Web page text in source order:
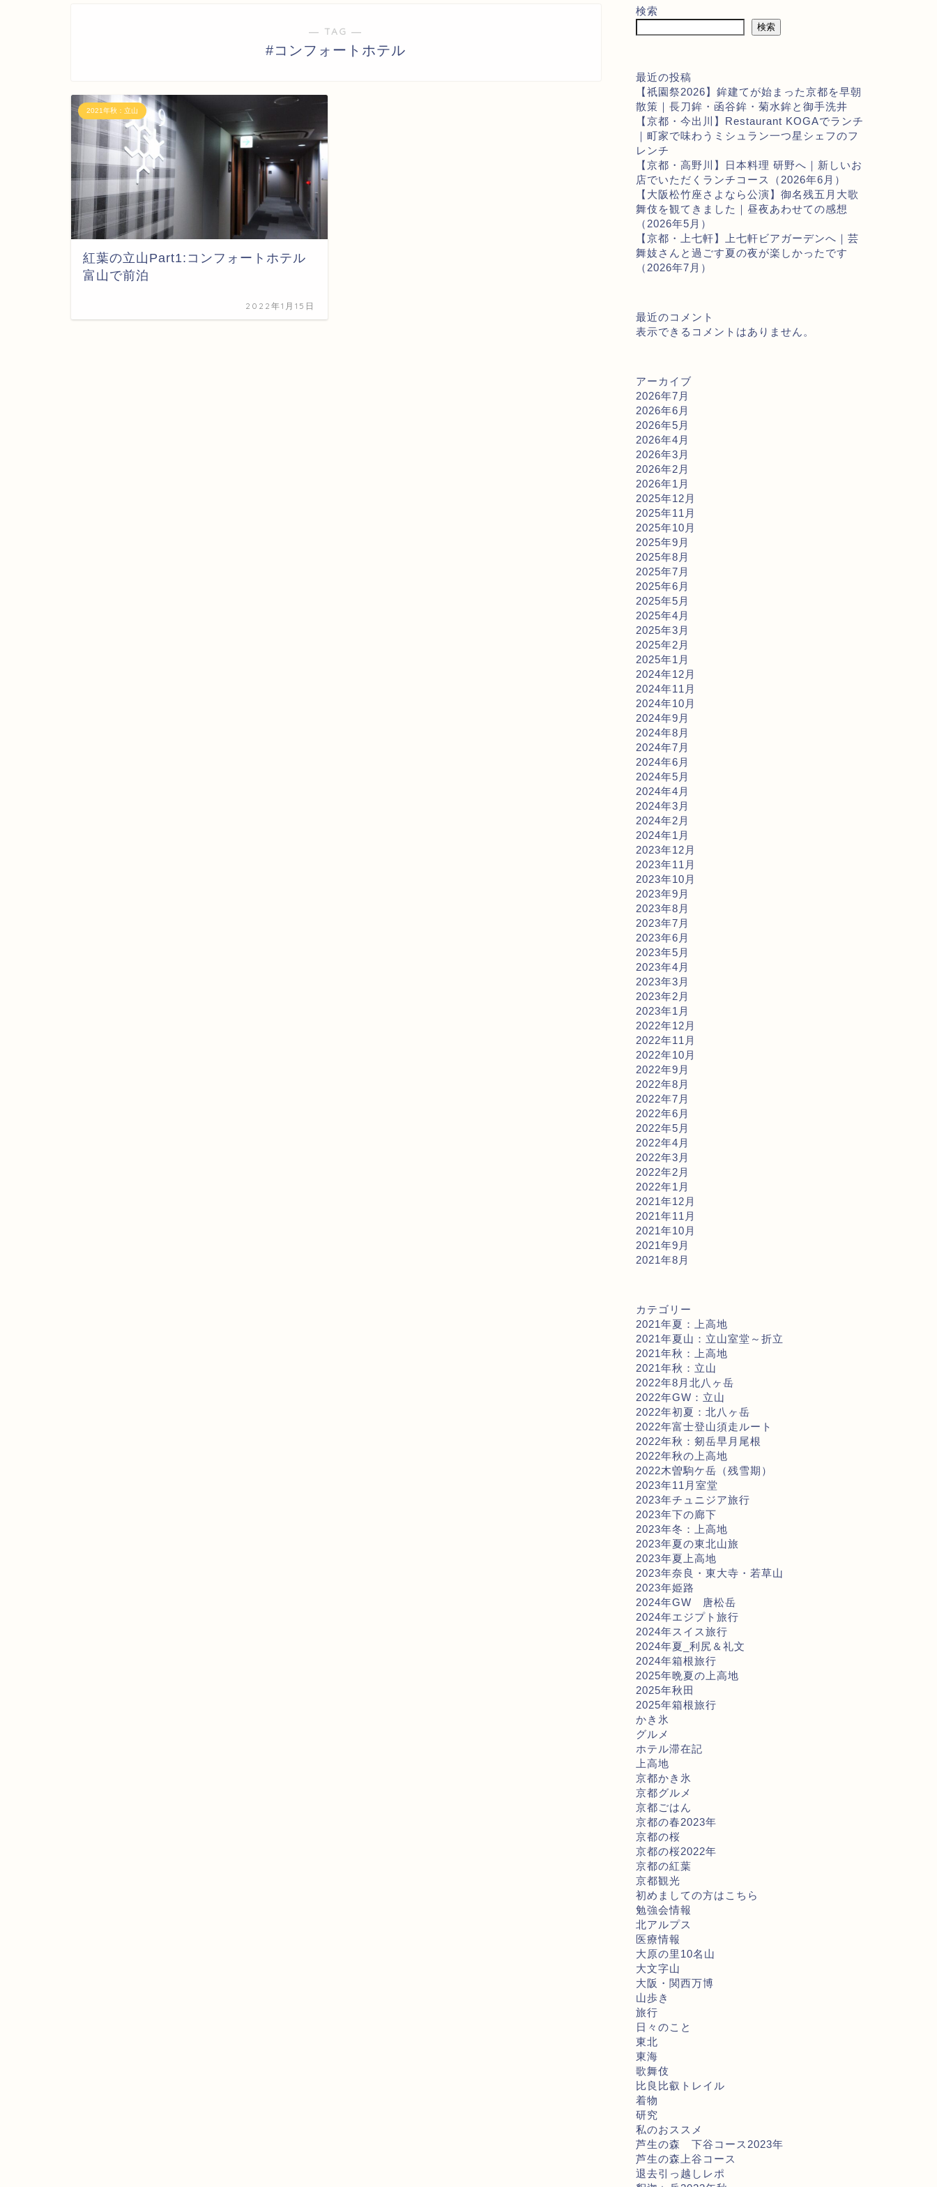
― TAG ―
#コンフォートホテル
2021年秋：立山
紅葉の立山Part1:コンフォートホテル
富山で前泊
2022年1月15日
検索
検索
最近の投稿
【祇園祭2026】鉾建てが始まった京都を早朝
散策｜長刀鉾・函谷鉾・菊水鉾と御手洗井
【京都・今出川】Restaurant KOGAでランチ
｜町家で味わうミシュラン一つ星シェフのフ
レンチ
【京都・高野川】日本料理 研野へ｜新しいお
店でいただくランチコース（2026年6月）
【大阪松竹座さよなら公演】御名残五月大歌
舞伎を観てきました｜昼夜あわせての感想
（2026年5月）
【京都・上七軒】上七軒ビアガーデンへ｜芸
舞妓さんと過ごす夏の夜が楽しかったです
（2026年7月）
最近のコメント
表示できるコメントはありません。
アーカイブ
2026年7月
2026年6月
2026年5月
2026年4月
2026年3月
2026年2月
2026年1月
2025年12月
2025年11月
2025年10月
2025年9月
2025年8月
2025年7月
2025年6月
2025年5月
2025年4月
2025年3月
2025年2月
2025年1月
2024年12月
2024年11月
2024年10月
2024年9月
2024年8月
2024年7月
2024年6月
2024年5月
2024年4月
2024年3月
2024年2月
2024年1月
2023年12月
2023年11月
2023年10月
2023年9月
2023年8月
2023年7月
2023年6月
2023年5月
2023年4月
2023年3月
2023年2月
2023年1月
2022年12月
2022年11月
2022年10月
2022年9月
2022年8月
2022年7月
2022年6月
2022年5月
2022年4月
2022年3月
2022年2月
2022年1月
2021年12月
2021年11月
2021年10月
2021年9月
2021年8月
カテゴリー
2021年夏：上高地
2021年夏山：立山室堂～折立
2021年秋：上高地
2021年秋：立山
2022年8月北八ヶ岳
2022年GW：立山
2022年初夏：北八ヶ岳
2022年富士登山須走ルート
2022年秋：剱岳早月尾根
2022年秋の上高地
2022木曽駒ケ岳（残雪期）
2023年11月室堂
2023年チュニジア旅行
2023年下の廊下
2023年冬：上高地
2023年夏の東北山旅
2023年夏上高地
2023年奈良・東大寺・若草山
2023年姫路
2024年GW 唐松岳
2024年エジプト旅行
2024年スイス旅行
2024年夏_利尻＆礼文
2024年箱根旅行
2025年晩夏の上高地
2025年秋田
2025年箱根旅行
かき氷
グルメ
ホテル滞在記
上高地
京都かき氷
京都グルメ
京都ごはん
京都の春2023年
京都の桜
京都の桜2022年
京都の紅葉
京都観光
初めましての方はこちら
勉強会情報
北アルプス
医療情報
大原の里10名山
大文字山
大阪・関西万博
山歩き
旅行
日々のこと
東北
東海
歌舞伎
比良比叡トレイル
着物
研究
私のおススメ
芦生の森 下谷コース2023年
芦生の森上谷コース
退去引っ越しレポ